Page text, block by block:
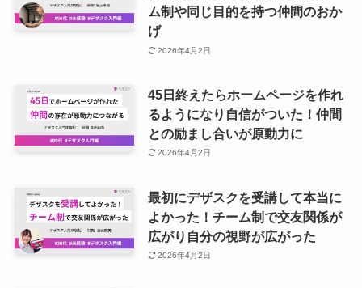
ム制や同じ目的を持つ仲間のおか
げ
2026年4月2日
45日終えたらホームページを作れ
るようになり自信がついた！仲間
との励まし合いが原動力に
2026年4月2日
最初にデザスクを受講して本当に
よかった！チーム制で交友関係が
広がり自分の視野が広がった
2026年4月2日